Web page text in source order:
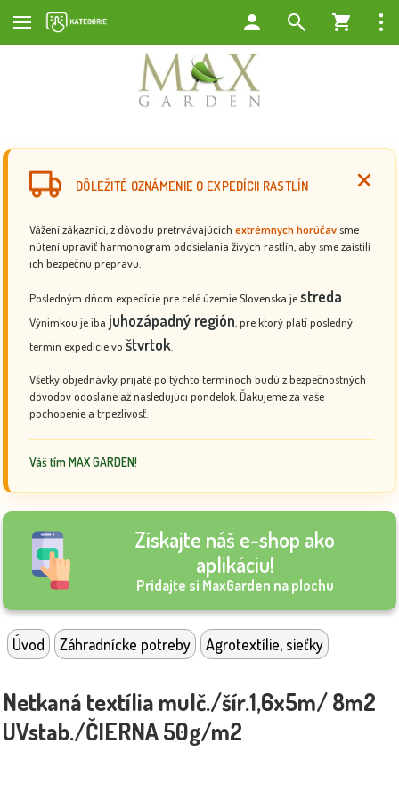
DÔLEŽITÉ OZNÁMENIE O EXPEDÍCII RASTLÍN
Vážení zákazníci, z dôvodu pretrvávajúcich extrémnych horúčav sme
nútení upraviť harmonogram odosielania živých rastlín, aby sme zaistili
ich bezpečnú prepravu.
Posledným dňom expedície pre celé územie Slovenska jestreda
Výnimkou je iba juhozápadný región , pre ktorý platí posledný
termín expedície vo štvrtok
Všetky objednávky prijaté po týchto termínoch budú z bezpečnostných
dôvodov odoslané až nasledujúci pondelok. Ďakujeme za vaše
pochopenie a trpezlivosť.
Váš tím MAX GARDEN!
Získajte náš e-shop ako
aplikáciu!
Pridajte si MaxGarden na plochu
Úvod Záhradnícke potreby Agrotextílie, sieťky
Netkaná textília mulč./šír.1,6x5m/ 8m2
UVstab./ČIERNA 50g/m2